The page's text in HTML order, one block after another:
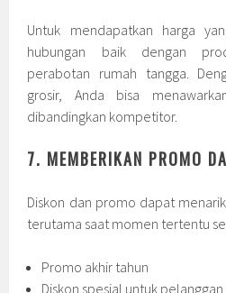
Untuk mendapatkan harga
hubungan baik dengan
perabotan rumah tangga.
grosir, Anda bisa
dibandingkan kompetitor.
7. MEMBERIKAN PROMO
Diskon dan promo dapat
terutama saat momen tertentu
Promo akhir tahun
Diskon spesial untuk